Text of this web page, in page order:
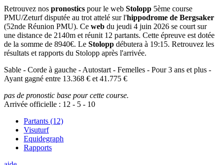
Retrouvez nos pronostics pour le web Stolopp 5ème course
PMU/Zeturf disputée au trot attelé sur l'hippodrome de Bergsaker
(52nde Réunion PMU). Ce web du jeudi 4 juin 2026 se court sur
une distance de 2140m et réunit 12 partants. Cette épreuve est dotée
de la somme de 8940€. Le Stolopp débutera à 19:15. Retrouvez les
résultats et rapports du Stolopp après l'arrivée.
Sable - Corde à gauche - Autostart - Femelles - Pour 3 ans et plus -
Ayant gagné entre 13.368 € et 41.775 €
pas de pronostic base pour cette course.
Arrivée officielle : 12 - 5 - 10
Partants (12)
Visuturf
Equidegraph
Rapports